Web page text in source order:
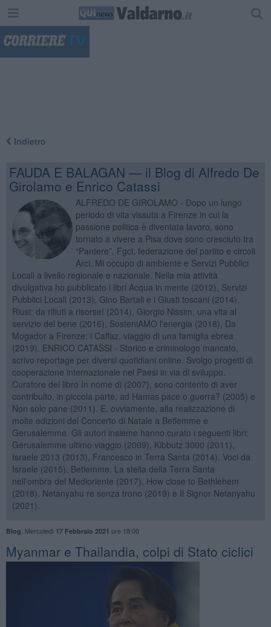
Indietro
FAUDA E BALAGAN — il Blog di Alfredo De
Girolamo e Enrico Catassi
ALFREDO DE GIROLAMO - Dopo un lungo
periodo di vita vissuta a Firenze in cui la
passione politica è diventata lavoro, sono
tornato a vivere a Pisa dove sono cresciuto tra
“Pantere”, Fgci, federazione del partito e circoli
Arci. Mi occupo di ambiente e Servizi Pubblici
Locali a livello regionale e nazionale. Nella mia attività
divulgativa ho pubblicato i libri Acqua in mente (2012), Servizi
Pubblici Locali (2013), Gino Bartali e i Giusti toscani (2014),
Riusi: da rifiuti a risorse! (2014), Giorgio Nissim, una vita al
servizio del bene (2016), SosteniAMO l'energia (2018), Da
Mogador a Firenze: i Caffaz, viaggio di una famiglia ebrea
(2019). ENRICO CATASSI - Storico e criminologo mancato,
scrivo reportage per diversi quotidiani online. Svolgo progetti di
cooperazione internazionale nei Paesi in via di sviluppo.
Curatore del libro In nome di (2007), sono contento di aver
contribuito, in piccola parte, ad Hamas pace o guerra? (2005) e
Non solo pane (2011). E, ovviamente, alla realizzazione di
molte edizioni del Concerto di Natale a Betlemme e
Gerusalemme. Gli autori insieme hanno curato i seguenti libri:
Gerusalemme ultimo viaggio (2009), Kibbutz 3000 (2011),
Israele 2013 (2013), Francesco in Terra Santa (2014). Voci da
Israele (2015), Betlemme. La stella della Terra Santa
nell'ombra del Medioriente (2017), How close to Bethlehem
(2018), Netanyahu re senza trono (2019) e Il Signor Netanyahu
(2021).
Blog Mercoledì 17 Febbraio 2021 ore 18:00
Myanmar e Thailandia, colpi di Stato ciclici